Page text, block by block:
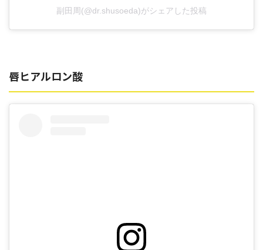
副田周(@dr.shusoeda)がシェアした投稿
唇ヒアルロン酸